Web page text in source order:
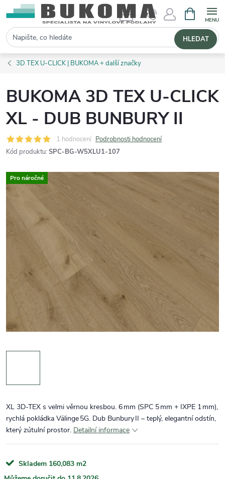
Hledat HLEDAT
3D TEX U-CLICK | BUKOMA + další značky
BUKOMA 3D TEX U-CLICK
XL - DUB BUNBURY II
1 hodnocení Podrobnosti hodnocení
Kód produktu: SPC-BG-W5XLU1-107
Pro náročné
XL 3D‑TEX s velmi věrnou kresbou. 6 mm (SPC 5 mm + IXPE 1 mm),
rychlá pokládka Välinge 5G. Dub Bunbury II – teplý, elegantní odstín,
který zútulní prostor. Detailní informace
Skladem 160,083 m2